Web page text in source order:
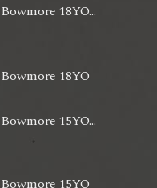
18YO...
18YO
15YO...
15YO